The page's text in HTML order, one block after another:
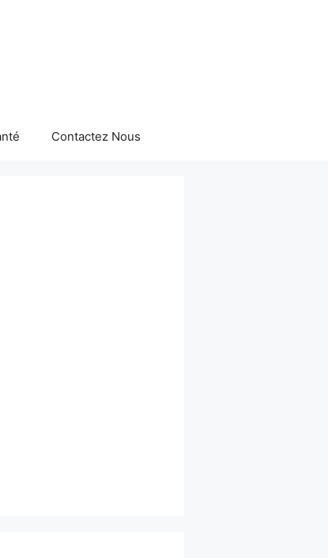
Contactez Nous